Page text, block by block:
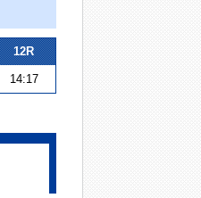
12R
14:17